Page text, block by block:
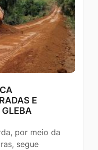
E
por meio da
segue